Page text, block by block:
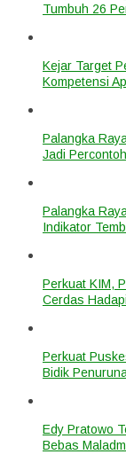
Tumbuh 26
Kejar Target
Kompetensi
Palangka
Jadi
Palangka
Indikator
Perkuat KIM,
Cerdas
Perkuat
Bidik
Edy Pratowo
Bebas